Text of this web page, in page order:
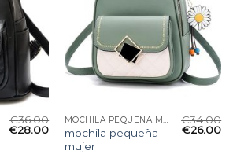
€36.00
€28.00
mochila pequeña
mujer
€34.00
€26.00